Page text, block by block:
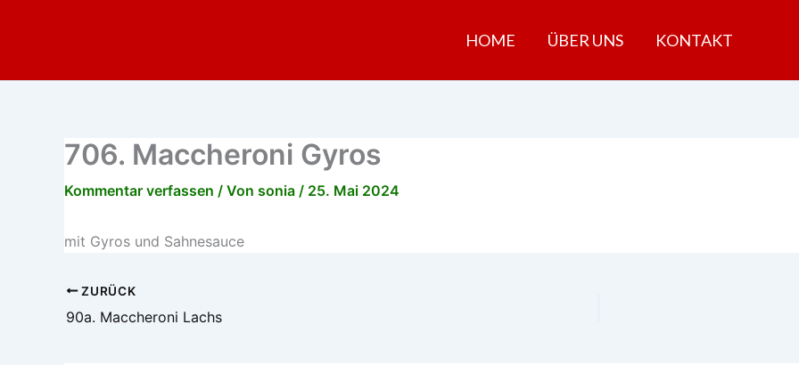
HOME ÜBER UNS KONTAKT
706. Maccheroni Gyros
Kommentar verfassen / Von sonia / 25. Mai 2024
mit Gyros und Sahnesauce
ZURÜCK
90a. Maccheroni Lachs